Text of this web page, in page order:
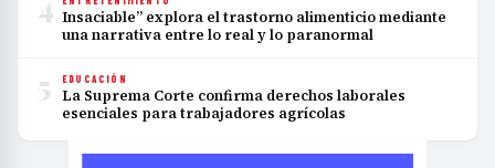
Insaciable” explora el trastorno alimenticio mediante
una narrativa entre lo real y lo paranormal
5 EDUCACIÓN
La Suprema Corte confirma derechos laborales
esenciales para trabajadores agrícolas